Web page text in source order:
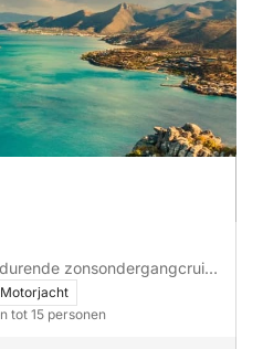
zonsondergangcruise
Motorjacht
tot 15 personen